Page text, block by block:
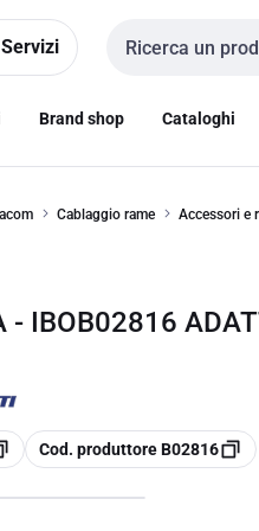
Cerca input
Brand shop Cataloghi
Cablaggio rame Accessori e
- IBOB02816
copia
Cod. produttore B02816